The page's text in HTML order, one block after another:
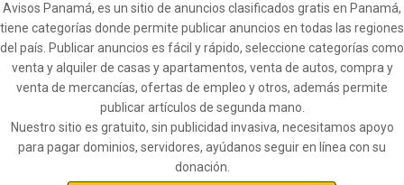
Avisos Panamá, es un sitio de anuncios clasificados gratis en Panamá,
tiene categorías donde permite publicar anuncios en todas las regiones
del país. Publicar anuncios es fácil y rápido, seleccione categorías como
venta y alquiler de casas y apartamentos, venta de autos, compra y
venta de mercancías, ofertas de empleo y otros, además permite
publicar artículos de segunda mano.
Nuestro sitio es gratuito, sin publicidad invasiva, necesitamos apoyo
para pagar dominios, servidores, ayúdanos seguir en línea con su
donación.